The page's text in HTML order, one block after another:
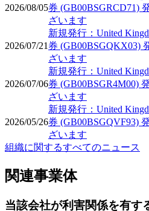
2026/08/05券 (GB00BSGRCD71)
ざいます
2026/07/21
新規発行：United
券 (GB00BSGQKX03)
ざいます
2026/07/06
新規発行：United
券 (GB00BSGR4M00)
ざいます
2026/05/26
新規発行：United
券 (GB00BSGQVF93)
ざいます
組織に関するすべてのニュース
関連事業体
当該会社が利害関係を有す